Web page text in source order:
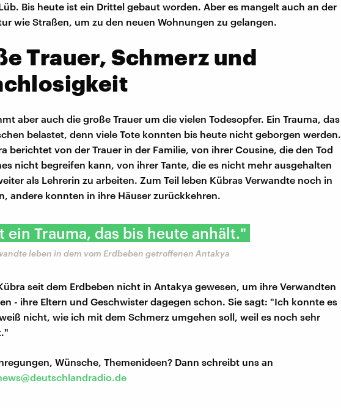
Bis heute ist ein Drittel gebaut worden. Aber es mangelt auch an der
wie Straßen, um zu den neuen Wohnungen zu gelangen.
Trauer, Schmerz und
aber auch die große Trauer um die vielen Todesopfer. Ein Trauma, das
belastet, denn viele Tote konnten bis heute nicht geborgen werden.
berichtet von der Trauer in der Familie, von ihrer Cousine, die den Tod
nicht begreifen kann, von ihrer Tante, die es nicht mehr ausgehalten
als Lehrerin zu arbeiten. Zum Teil leben Kübras Verwandte noch in
andere konnten in ihre Häuser zurückkehren.
ein Trauma, das bis heute anhält."
leben in dem vom Erdbeben getroffenen Antakya
seit dem Erdbeben nicht in Antakya gewesen, um ihre Verwandten
- ihre Eltern und Geschwister dagegen schon. Sie sagt: "Ich konnte es
nicht, wie ich mit dem Schmerz umgehen soll, weil es noch sehr
Wünsche, Themenideen? Dann schreibt uns an